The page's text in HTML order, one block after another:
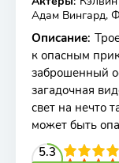
Адам Вингард,
Описание:
к опасным
заброшенный
загадочная
свет на нечто
может быть
5.3
4 5 6 7 8 9